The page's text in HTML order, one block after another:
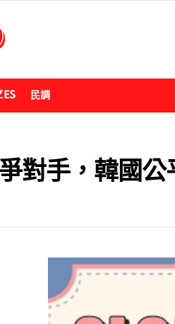
民調
對手，韓國公